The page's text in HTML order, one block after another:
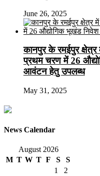
June 26, 2025
कानपुर के रमईपुर क्षेत्र
प्रथम चरण में 26
आवंटन हेतु उपलब्ध
May 31, 2025
News Calendar
August 2026
M T W T F S
S
1
2